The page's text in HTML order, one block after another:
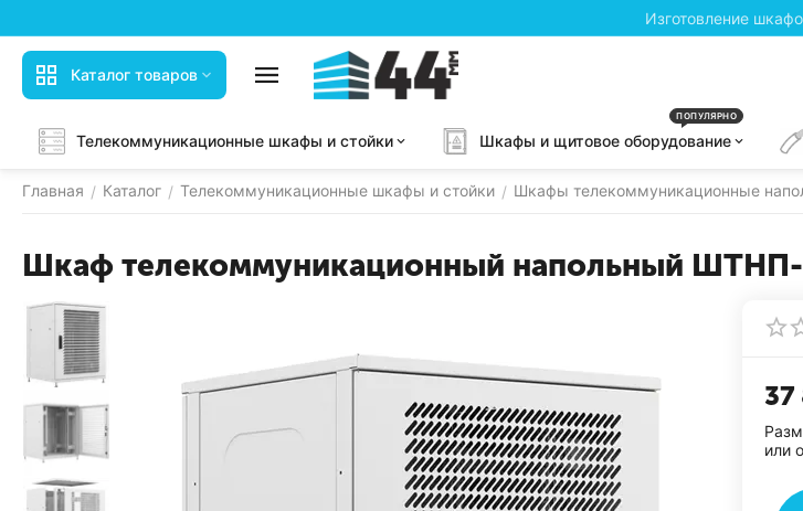
Изготовление
Каталог товаров
Телекоммуникационные шкафы и стойки Шкафы и щитовое оборудование
ПОПУЛЯРНО
Главная / Каталог / Телекоммуникационные шкафы и стойки / Шкафы телекоммуникационные
Шкаф телекоммуникационный напольный
37
или